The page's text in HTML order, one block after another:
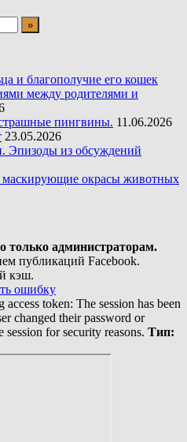
и благополучие его кошек
между родителями и
пингвины. 11.06.2026
23.05.2026
Эпизоды из обсуждений
маскирующие окрасы животных
только администраторам.
публикаций Facebook.
кэш.
ошибку
token: The session has been
changed their password or
session for security reasons. Тип: